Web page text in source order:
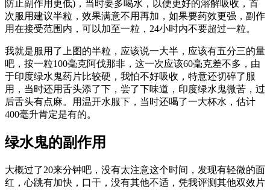
防止副作用更低)，当时要多喝水，以便更好的溶解吸收，首
次服用建议半粒，效果满意不用再加，如果要药效更强，副作
用在接受范围内，可以加至一粒，24小时内不要超过一粒。
我就是服用了上图的半粒，应该说一大半，应该有五分三的量
吧，按一粒100毫克阿伐那非，这一次应该60毫克差不多，由
于印度绿水鬼药片比较硬，我怕不好吸收，特意还切碎了服
用，当时还用舌头添了下，尝了下味道，印度绿水鬼微苦，过
后舌头有点麻。用温开水服下，当时还喝了一大杯水，估计
400毫升肯定是有的。
绿水鬼的副作用
大概过了20来分钟吧，没有太注意这个时间，发现有轻微的面
红，心跳有加快，口干，没有其他不适，凭我评测其他双效片